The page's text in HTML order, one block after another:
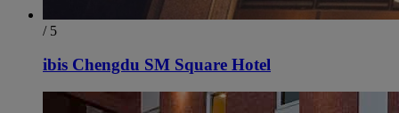
/ 5
ibis Chengdu SM Square Hotel